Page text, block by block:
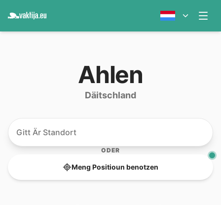
Ahlen
Däitschland
ODER
Meng Positioun benotzen